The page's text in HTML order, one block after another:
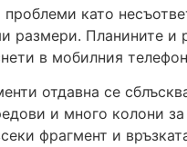
като
Планините и
в мобилния
отдавна се
и много колони
фрагмент и